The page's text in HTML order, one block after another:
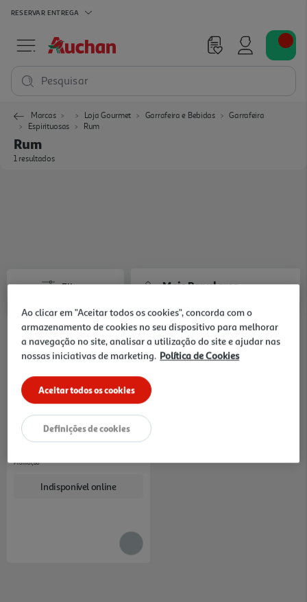
RESERVAR ENTREGA
Pesquisar
Marcas Loja Gourmet Garrafeira e Bebidas
Garrafeira
Espirituosas
Rum
Rum
1 resultados
Filtros Mais Populares
-20%
4.5 (2)
Rum Diplomatico Reserva
Exclusiva 0.70l
55.99 €/Lt
Price reduced from
48,99 €to
Promoção
Indisponível online
Ao clicar em "Aceitar todos os cookies", concorda com o
armazenamento de cookies no seu dispositivo para melhorar
a navegação no site, analisar a utilização do site e ajudar nas
nossas iniciativas de marketing. Política de Cookies
Aceitar todos os cookies
Definições de cookies